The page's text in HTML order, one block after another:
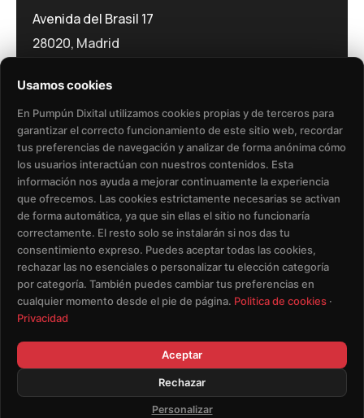
ES
Avenida del Brasil 17
28020, Madrid
Política de Privacidad​ Aviso Legal​
Política de Cookies
Eliminación de Datos de Usuario
Condiciones del Servicio
© Copyright - Pumpun Dixital S.L.
Usamos cookies
En Pumpún Dixital utilizamos cookies propias y de terceros para
garantizar el correcto funcionamiento de este sitio web, recordar
tus preferencias de navegación y analizar de forma anónima cómo
los usuarios interactúan con nuestros contenidos. Esta
información nos ayuda a mejorar continuamente la experiencia
que ofrecemos. Las cookies estrictamente necesarias se activan
de forma automática, ya que sin ellas el sitio no funcionaría
correctamente. El resto solo se instalarán si nos das tu
consentimiento expreso. Puedes aceptar todas las cookies,
rechazar las no esenciales o personalizar tu elección categoría
por categoría. También puedes cambiar tus preferencias en
cualquier momento desde el pie de página. Politica de cookies ·
Privacidad
Aceptar
Rechazar
Personalizar